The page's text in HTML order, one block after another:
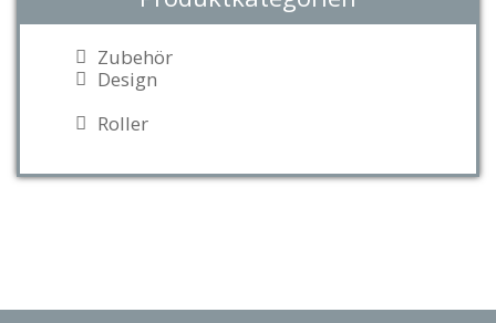
Zubehör
Design
Roller